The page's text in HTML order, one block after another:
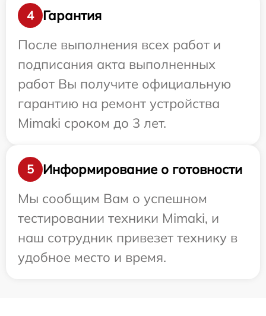
4
Гарантия
После выполнения всех работ и
подписания акта выполненных
работ Вы получите официальную
гарантию на ремонт устройства
Mimaki сроком до 3 лет.
5
Информирование о готовности
Мы сообщим Вам о успешном
тестировании техники Mimaki, и
наш сотрудник привезет технику в
удобное место и время.